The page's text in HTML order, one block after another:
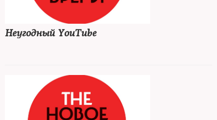
Неугодный YouTube